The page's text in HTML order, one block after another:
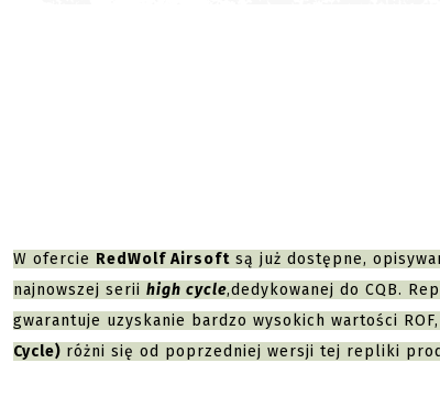
W ofercie RedWolf Airsoft są już dostępne,
najnowszej serii high cycle,dedykowanej do CQB.
gwarantuje uzyskanie bardzo wysokich wartości
Cycle) różni się od poprzedniej wersji tej repliki